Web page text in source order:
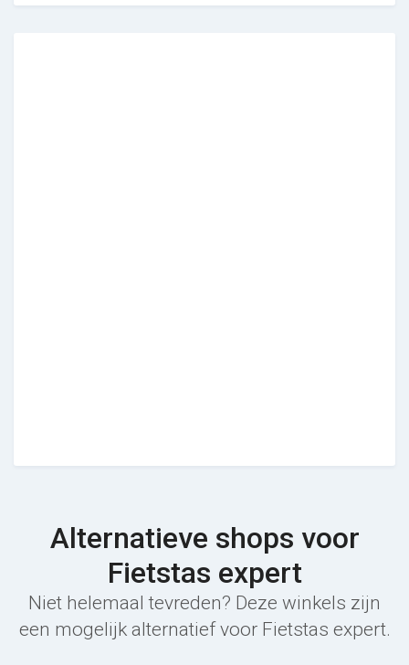
Alternatieve shops voor
Fietstas expert
Niet helemaal tevreden? Deze winkels zijn
een mogelijk alternatief voor Fietstas expert.